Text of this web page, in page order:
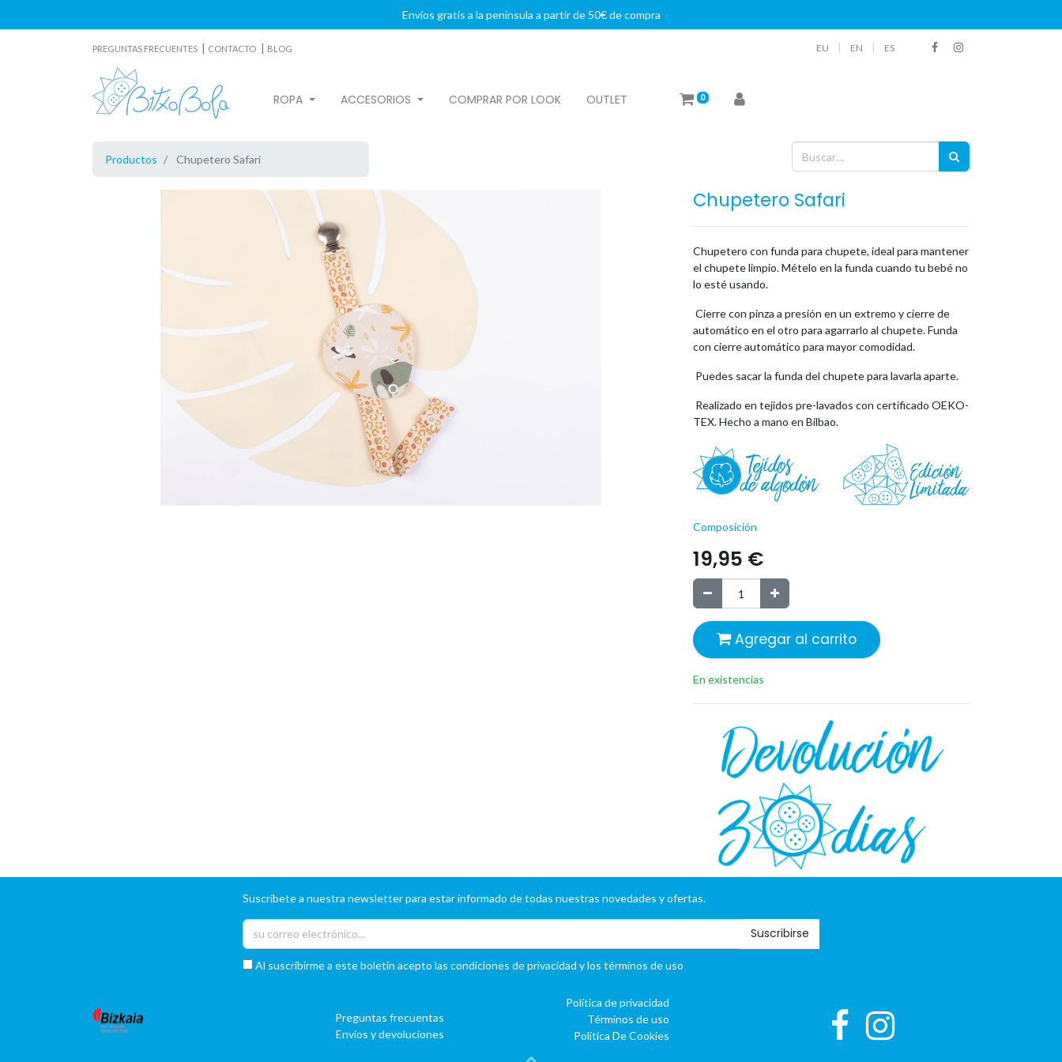
Envíos gratis a la península a partir de 50€ de compra
PREGUNTAS FRECUENTES | CONTACTO | BLOG EU EN ES
ROPA ACCESORIOS COMPRAR POR LOOK OUTLET 0
Productos Chupetero Safari
Chupetero Safari
Chupetero con funda para chupete, ideal para mantener
el chupete limpio. Mételo en la funda cuando tu bebé no
lo esté usando.
Cierre con pinza a presión en un extremo y cierre de
automático en el otro para agarrarlo al chupete. Funda
con cierre automático para mayor comodidad.
Puedes sacar la funda del chupete para lavarla aparte.
Realizado en tejidos pre-lavados con certificado OEKO-
TEX. Hecho a mano en Bilbao.
Composición
19,95 €
Agregar al carrito
En existencias
Suscríbete a nuestra newsletter para estar informado de todas nuestras novedades y ofertas.
Suscribirse
Al suscribirme a este boletín acepto las condiciones de privacidad y los términos de uso
Preguntas frecuentas
Envíos y devoluciones
Política de privacidad
Términos de uso
Política De Cookies